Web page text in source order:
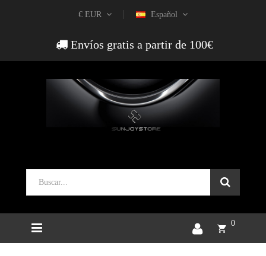
€ EUR Español
Envíos gratis a partir de 100€
0